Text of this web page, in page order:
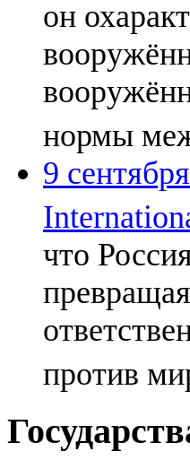
он
нормы
9 сентября
что
против